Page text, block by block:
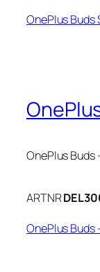
OnePlus Buds
OnePlus Buds
ARTNR
OnePlus Buds